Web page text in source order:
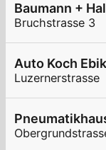
Baumann +
Bruchstrasse 3
Auto Koch
Luzernerstrasse